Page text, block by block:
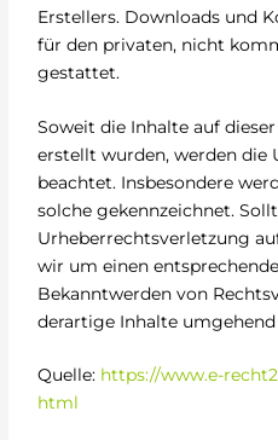
Erstellers. Downloads und
für den privaten, nicht
gestattet.
Soweit die Inhalte auf
erstellt wurden, werden die
beachtet. Insbesondere
solche gekennzeichnet.
Urheberrechtsverletzung
wir um einen
Bekanntwerden von
derartige Inhalte umgehend
Quelle: https://www.e-
html